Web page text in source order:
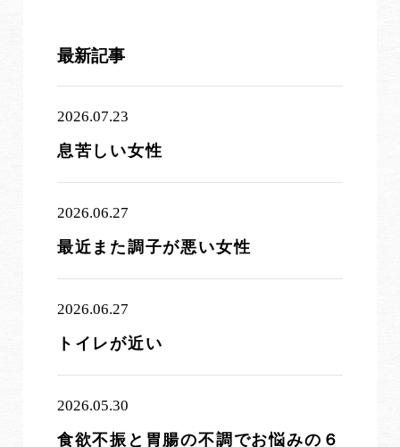
最新記事
2026.07.23
息苦しい女性
2026.06.27
最近また調子が悪い女性
2026.06.27
トイレが近い
2026.05.30
食欲不振と胃腸の不調でお悩みの６